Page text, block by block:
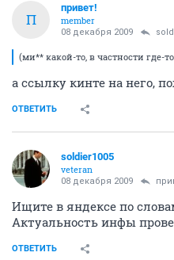
П
привет!
member
08 декабря 2009
(ми** какой-то, в частности где-
а ссылку кинте на него,
ОТВЕТИТЬ
soldier1005
veteran
08 декабря 2009
Ищите в яндексе по
Актуальность инфы
ОТВЕТИТЬ